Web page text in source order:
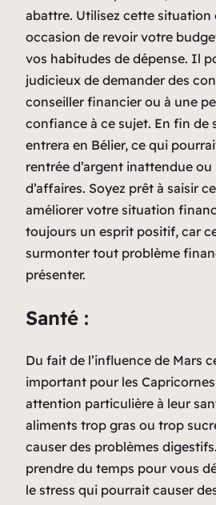
abattre. Utilisez cette situation
occasion de revoir votre
vos habitudes de dépense. Il
judicieux de demander des
conseiller financier ou à une
confiance à ce sujet. En fin de
entrera en Bélier, ce qui
rentrée d’argent inattendue
d’affaires. Soyez prêt à saisir
améliorer votre situation
toujours un esprit positif, car
surmonter tout problème
présenter.
Santé :
Du fait de l’influence de Mars
important pour les
attention particulière à leur
aliments trop gras ou trop
causer des problèmes
prendre du temps pour vous
le stress qui pourrait causer